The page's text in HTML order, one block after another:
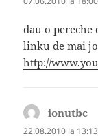
dau o
linku de mai
http://
ionutbc
22.08.2010 la 13:13